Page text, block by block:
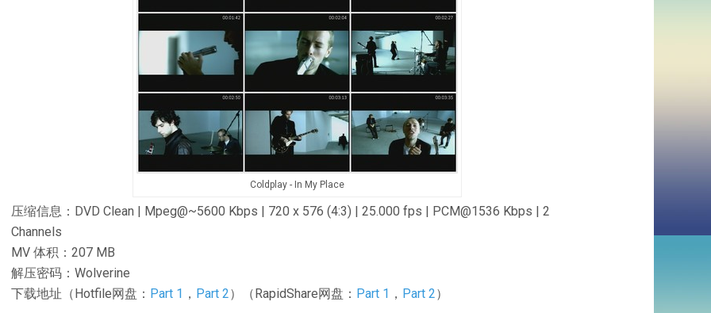
Coldplay - In My Place
压缩信息：DVD Clean | Mpeg@~5600 Kbps | 720 x 576 (4:3) | 25.000 fps | PCM@1536 Kbps | 2
Channels
MV 体积：207 MB
解压密码：Wolverine
下载地址（Hotfile网盘： Part 1 ， Part 2）（RapidShare网盘： Part 1 ， Part 2）